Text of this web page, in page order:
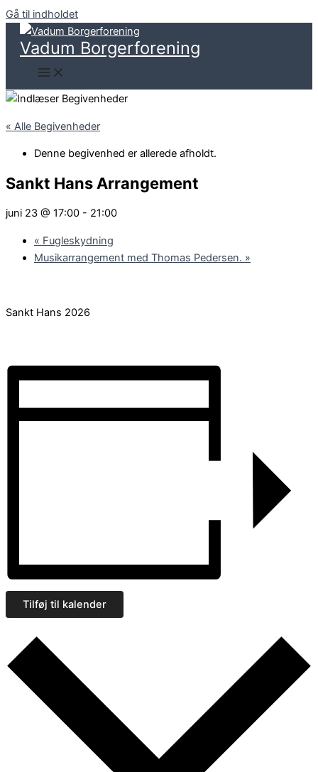
Gå til indholdet
Vadum Borgerforening
« Alle Begivenheder
Denne begivenhed er allerede afholdt.
Sankt Hans Arrangement
juni 23 @ 17:00 - 21:00
« Fugleskydning
Musikarrangement med Thomas Pedersen. »
Sankt Hans 2026
Tilføj til kalender